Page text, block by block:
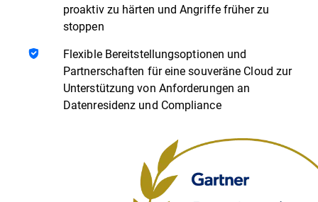
proaktiv zu härten und Angriffe früher zu
stoppen
Flexible Bereitstellungsoptionen und
Partnerschaften für eine souveräne Cloud zur
Unterstützung von Anforderungen an
Datenresidenz und Compliance